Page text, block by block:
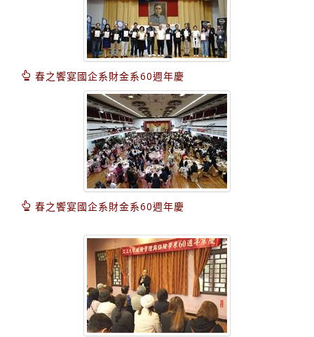
春之饗宴國企系財金系60週年慶
春之饗宴國企系財金系60週年慶